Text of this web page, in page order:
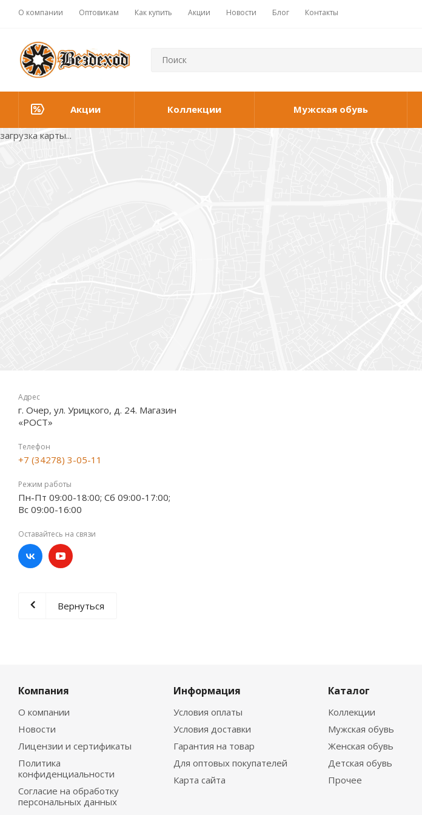
О компании Оптовикам Как купить Акции Новости Блог Контакты
Акции Коллекции Мужская обувь
загрузка карты...
Адрес
г. Очер, ул. Урицкого, д. 24. Магазин
«РОСТ»
Телефон
+7 (34278) 3-05-11
Режим работы
Пн-Пт 09:00-18:00; Сб 09:00-17:00;
Вс 09:00-16:00
Оставайтесь на связи
Вернуться
Компания
О компании
Новости
Лицензии и сертификаты
Политика
конфиденциальности
Согласие на обработку
персональных данных
Информация
Условия оплаты
Условия доставки
Гарантия на товар
Для оптовых покупателей
Карта сайта
Каталог
Коллекции
Мужская обувь
Женская обувь
Детская обувь
Прочее